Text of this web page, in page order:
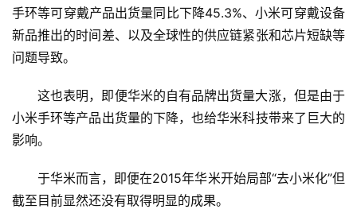
G
人
工
A
I
技
手环等可穿戴产品出货量同比下降45.3%、小米可穿戴设备
新品推出的时间差、以及全球性的供应链紧张和芯片短缺等
问题导致。
这也表明，即便华米的自有品牌出货量大涨，但是由于
小米手环等产品出货量的下降，也给华米科技带来了巨大的
影响。
于华米而言，即便在2015年华米开始局部“去小米化”但
截至目前显然还没有取得明显的成果。